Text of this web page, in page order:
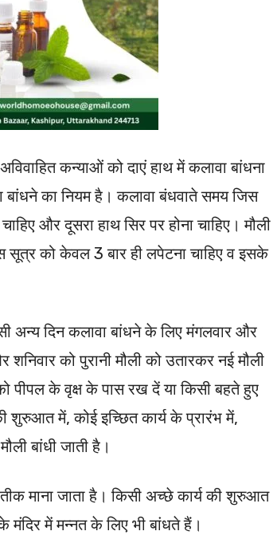
कन्याओं को दाएं हाथ में कलावा बांधना
बांधने का नियम है। कलावा बंधवाते समय जिस
और दूसरा हाथ सिर पर होना चाहिए। मौली
सूत्र को केवल 3 बार ही लपेटना चाहिए व इसके
अन्य दिन कलावा बांधने के लिए मंगलवार और
को पुरानी मौली को उतारकर नई मौली
पीपल के वृक्ष के पास रख दें या किसी बहते हुए
शुरुआत में, कोई इच्छित कार्य के प्रारंभ में,
बांधी जाती है।
माना जाता है। किसी अच्छे कार्य की शुरुआत
मंदिर में मन्नत के लिए भी बांधते हैं।